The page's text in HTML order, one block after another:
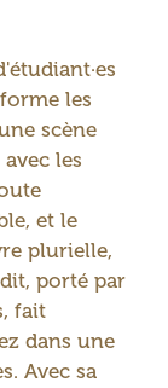
les
scène
les
et le
plurielle,
porté par
fait
dans une
Avec sa